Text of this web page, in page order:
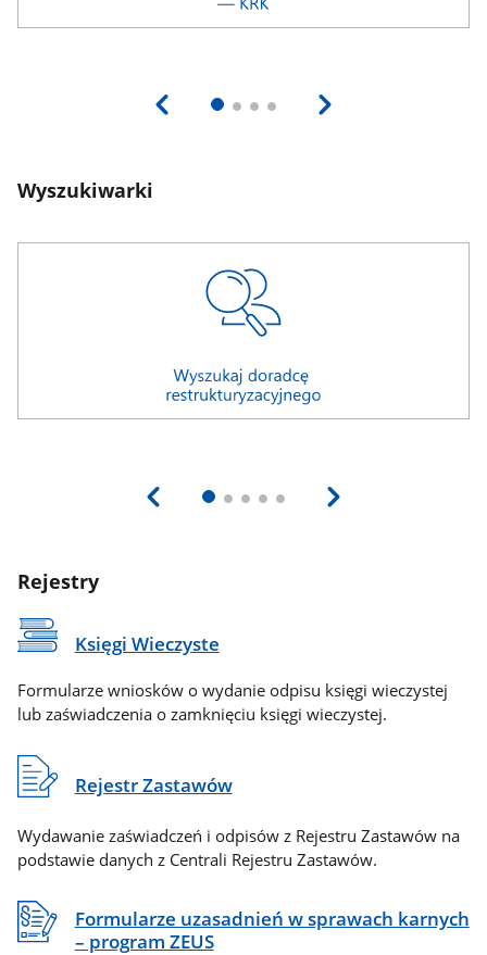
Wyszukiwarki
Rejestry
Księgi Wieczyste
Formularze wniosków o wydanie odpisu księgi wieczystej
lub zaświadczenia o zamknięciu księgi wieczystej.
Rejestr Zastawów
Wydawanie zaświadczeń i odpisów z Rejestru Zastawów na
podstawie danych z Centrali Rejestru Zastawów.
Formularze uzasadnień w sprawach karnych
– program ZEUS